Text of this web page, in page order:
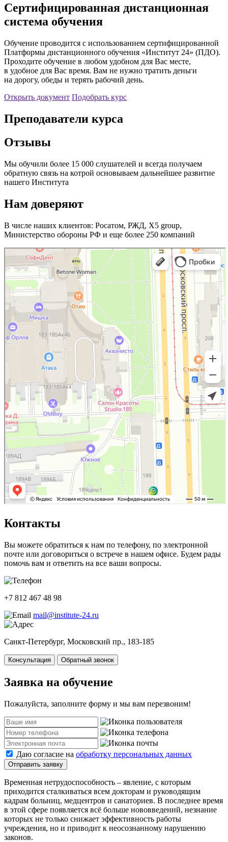
Сертифицированная дистанционная
система обучения
Обучение проводится с использованием сертифицированной
Платформы дистанционного обучения «Институт 24» (ПДО).
Проходите обучение в любом удобном для Вас месте,
в удобное для Вас время. Вам не нужно тратить деньги
на дорогу, обеды и терять рабочий день.
Открыть документ Подобрать курс
Преподаватели курса
Отзывы
Мы обучили более 15 000 слушателей и всегда получаем
обратную связь на котрой основываем дальнейшее развитие
нашего Института
Нам доверяют
В числе наших клиентов: Росатом, РЖД, X5 group,
Министерство обороны РФ и еще более 250 компаний
Контакты
Вы можете обратиться к нам по телефону, по электронной
почте или договориться о встрече в нашем офисе. Будем рады
помочь вам и ответить на все ваши вопросы.
+7 812 467 48 98
mail@institute-24.ru
Санкт-Петербург, Московский пр., 183-185
Консультация Обратный звонок
Заявка на обучение
Пожалуйста, заполните форму и мы вам перезвоним!
Даю согласие на обработку персональных данных
Отправить заявку
Временная нетрудоспособность – явление, с которым
приходится сталкиваться всем докторам и руководящим
кадрам больниц, медцентров и санаториев. В последнее время
в этой сфере появляется всё больше нововведений, незнание
которых не только снижает эффективность работы
учреждения, но и приводит к неосознанному нарушению
законов.